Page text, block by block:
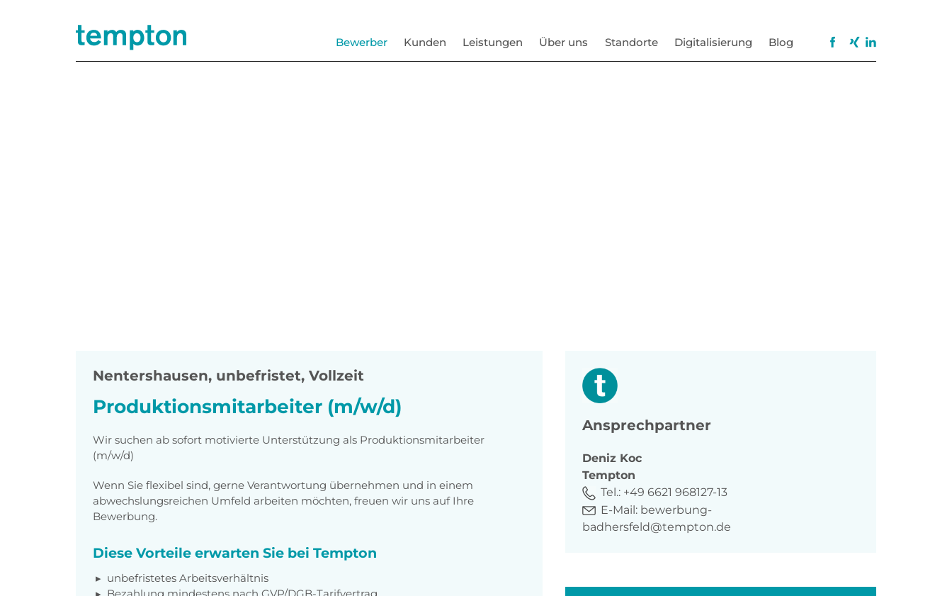
Bewerber Kunden Leistungen Über uns Standorte Digitalisierung Blog
Nentershausen, unbefristet, Vollzeit
Produktionsmitarbeiter (m/w/d)
Wir suchen ab sofort motivierte Unterstützung als Produktionsmitarbeiter
(m/w/d)
Wenn Sie flexibel sind, gerne Verantwortung übernehmen und in einem
abwechslungsreichen Umfeld arbeiten möchten, freuen wir uns auf Ihre
Bewerbung.
Diese Vorteile erwarten Sie bei Tempton
unbefristetes Arbeitsverhältnis
Bezahlung mindestens nach GVP/DGB-Tarifvertrag
Ansprechpartner
Deniz Koc
Tempton
Tel.: +49 6621 968127-13
E-Mail: bewerbung-
badhersfeld@tempton.de